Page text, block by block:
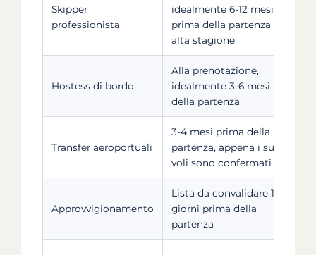
Skipper
professionista
idealmente 6-12 mesi
prima della partenza in
alta stagione
Hostess di bordo
Alla prenotazione,
idealmente 3-6 mesi prima
della partenza
Transfer aeroportuali
3-4 mesi prima della
partenza, appena i suoi
voli sono confermati
Approvvigionamento
Lista da convalidare 15-30
giorni prima della
partenza